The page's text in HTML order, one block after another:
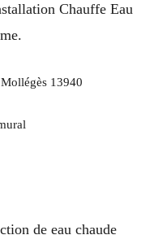
Chauffe Eau
13940
de eau chaude